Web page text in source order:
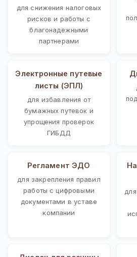
для снижения налоговых
рисков и работы с
благонадежными
партнерами
Электронные путевые
листы (ЭПЛ)
для избавления от
бумажных путевок и
упрощения проверок
ГИБДД
Регламент ЭДО
для закрепления правил
работы с цифровыми
документами в уставе
компании